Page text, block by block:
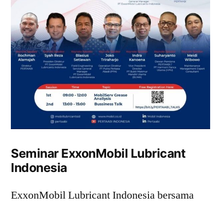
Seminar ExxonMobil Lubricant
Indonesia
ExxonMobil Lubricant Indonesia bersama